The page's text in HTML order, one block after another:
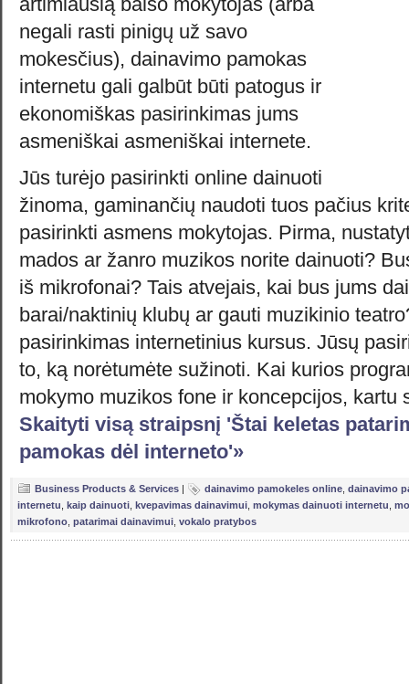
negali rasti pinigų už savo
mokesčius), dainavimo pamokas
internetu gali galbūt būti patogus ir
ekonomiškas pasirinkimas jums
asmeniškai asmeniškai internete.
Jūs turėjo pasirinkti online dainuoti
žinoma, gaminančių naudoti tuos pačius
pasirinkti asmens mokytojas. Pirma,
mados ar žanro muzikos norite dainuoti?
iš mikrofonai? Tais atvejais, kai bus jums
barai/naktinių klubų ar gauti muzikinio
pasirinkimas internetinius kursus. Jūsų
to, ką norėtumėte sužinoti. Kai kurios
mokymo muzikos fone ir koncepcijos, kartu
Skaityti visą straipsnį 'Štai keletas
pamokas dėl interneto'»
Business Products & Services | dainavimo pamokeles online dainavimo
internetu kaip dainuoti kvepavimas dainavimui mokymas dainuoti internetu
mikrofono patarimai dainavimui vokalo pratybos